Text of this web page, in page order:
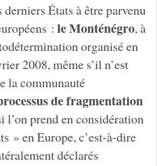
États à être parvenu
: le Monténégro, à
organisé en
2008, même s’il n’est
la communauté
de fragmentation
l’on prend en considération
» en Europe, c’est-à-dire
déclarés